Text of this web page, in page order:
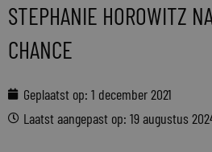
STEPHANIE HOROWITZ
CHANCE
Geplaatst op: 1 december 2021
Laatst aangepast op: 19 augustus